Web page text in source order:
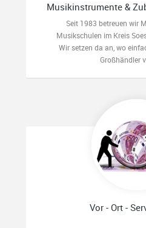
Musikinstrumente &
Seit 1983 betreuen wir
Musikschulen im Kreis
Wir setzen da an, wo
Großhändler
Vor - Ort -